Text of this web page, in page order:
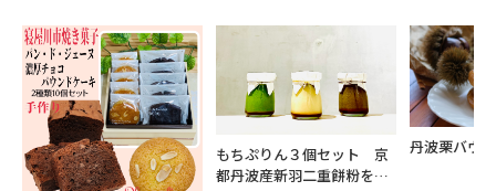
もちぷりん３個セット 京
都丹波産新羽二重餅粉を使
丹波栗バウム